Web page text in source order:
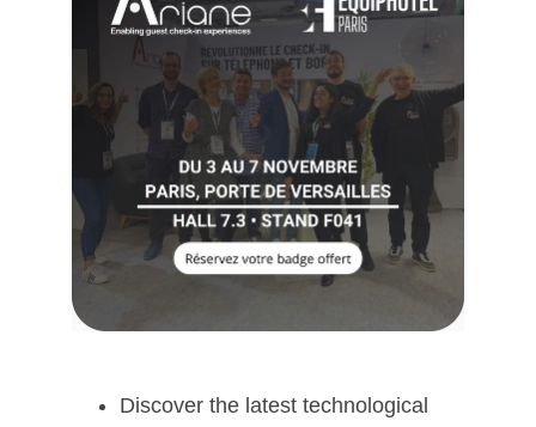
Discover the latest technological